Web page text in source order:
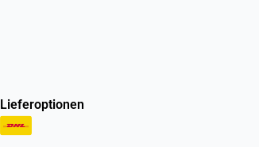
Lieferoptionen